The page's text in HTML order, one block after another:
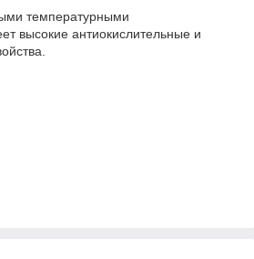
температурными
высокие антиокислительные и